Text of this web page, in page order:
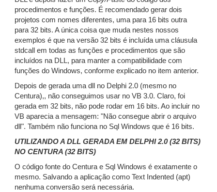
procedimentos e funções. É recomendado gerar dois
projetos com nomes diferentes, uma para 16 bits outra
para 32 bits. A única coisa que muda nestes nossos
exemplos é que na versão 32 bits é incluída uma cláusula
stdcall em todas as funções e procedimentos que são
incluídos na DLL, para manter a compatibilidade com
funções do Windows, conforme explicado no item anterior.
Depois de gerada uma dll no Delphi 2.0 (mesmo no
Centura),, não conseguimos usar no VB 3.0. Claro, foi
gerada em 32 bits, não pode rodar em 16 bits. Ao incluir no
VB aparecia a mensagem: "Não consegue abrir o arquivo
dll". Também não funciona no Sql Windows que é 16 bits.
UTILIZANDO A DLL GERADA EM DELPHI 2.0 (32 BITS)
NO CENTURA (32 BITS)
O código fonte do Centura e Sql Windows é exatamente o
mesmo. Salvando a aplicação como Text Indented (apt)
nenhuma conversão será necessária.